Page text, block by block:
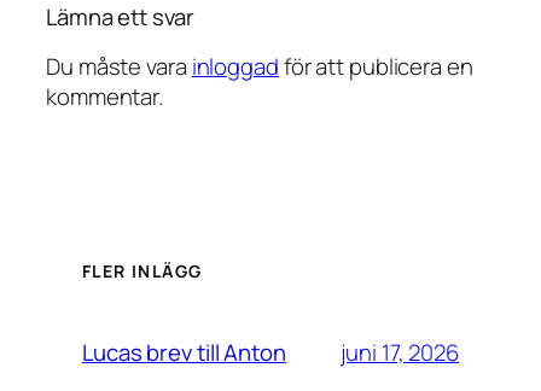
Lämna ett svar
Du måste vara inloggadför att publicera en
kommentar.
FLER INLÄGG
Lucas brev till Anton juni 17, 2026